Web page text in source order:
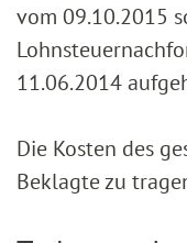
vom 09.10.2015
11.06.2014
Die Kosten des
Beklagte zu